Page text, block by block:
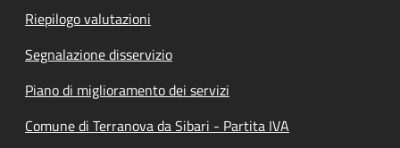
Riepilogo valutazioni
Segnalazione disservizio
Piano di miglioramento dei servizi
Comune di Terranova da Sibari - Partita IVA